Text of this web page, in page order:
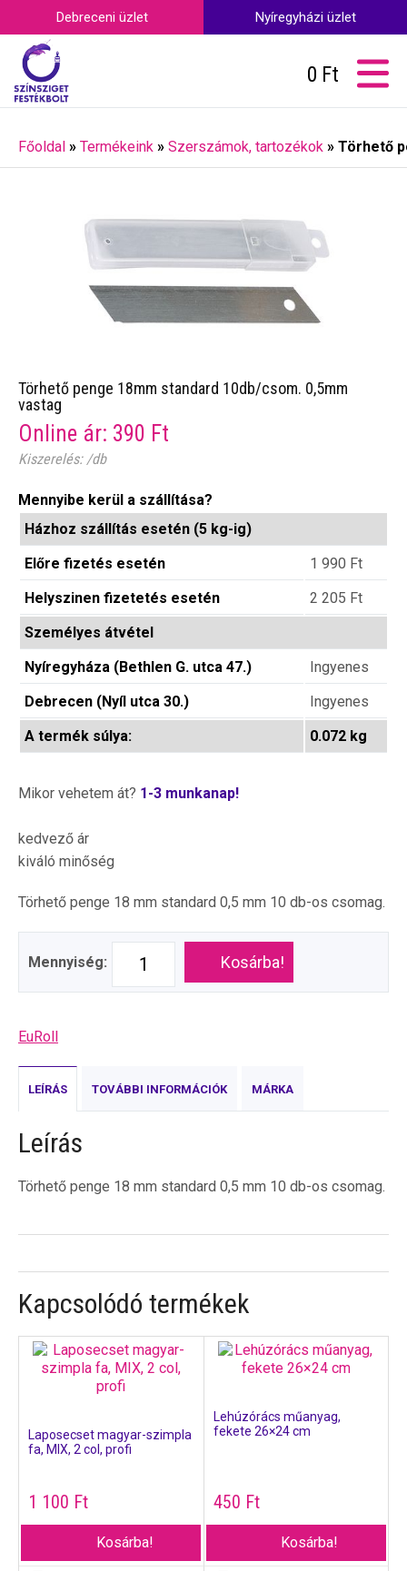
Debreceni üzlet Nyíregyházi üzlet
0 Ft
Főoldal » Termékeink » Szerszámok, tartozékok » Törhető
Törhető penge 18mm standard 10db/csom. 0,5mm
vastag
Online ár: 390 Ft
Kiszerelés: /db
Mennyibe kerül a szállítása?
Házhoz szállítás esetén (5 kg-ig)
Előre fizetés esetén
1 990 Ft
Helyszinen fizetetés esetén
2 205 Ft
Személyes átvétel
Nyíregyháza (Bethlen G. utca 47.)
Ingyenes
Debrecen (Nyíl utca 30.)
Ingyenes
A termék súlya:
0.072 kg
Mikor vehetem át? 1-3 munkanap!
kedvező ár
kiváló minőség
Törhető penge 18 mm standard 0,5 mm 10 db-os csomag.
Mennyiség: Kosárba!
EuRoll
LEÍRÁS TOVÁBBI INFORMÁCIÓK MÁRKA
Leírás
Törhető penge 18 mm standard 0,5 mm 10 db-os csomag.
Kapcsolódó termékek
Laposecset magyar-szimpla
fa, MIX, 2 col, profi
1 100 Ft
Kosárba!
Lehúzórács műanyag,
fekete 26×24 cm
450 Ft
Kosárba!